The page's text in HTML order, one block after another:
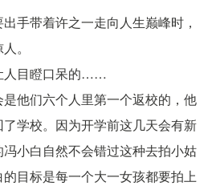
手带着许之一走向人生巅峰时，
。
人目瞪口呆的……
他们六个人里第一个返校的，他
学校。因为开学前这几天会有新
小白自然不会错过这种去拍小姑
目标是每一个大一女孩都要拍上